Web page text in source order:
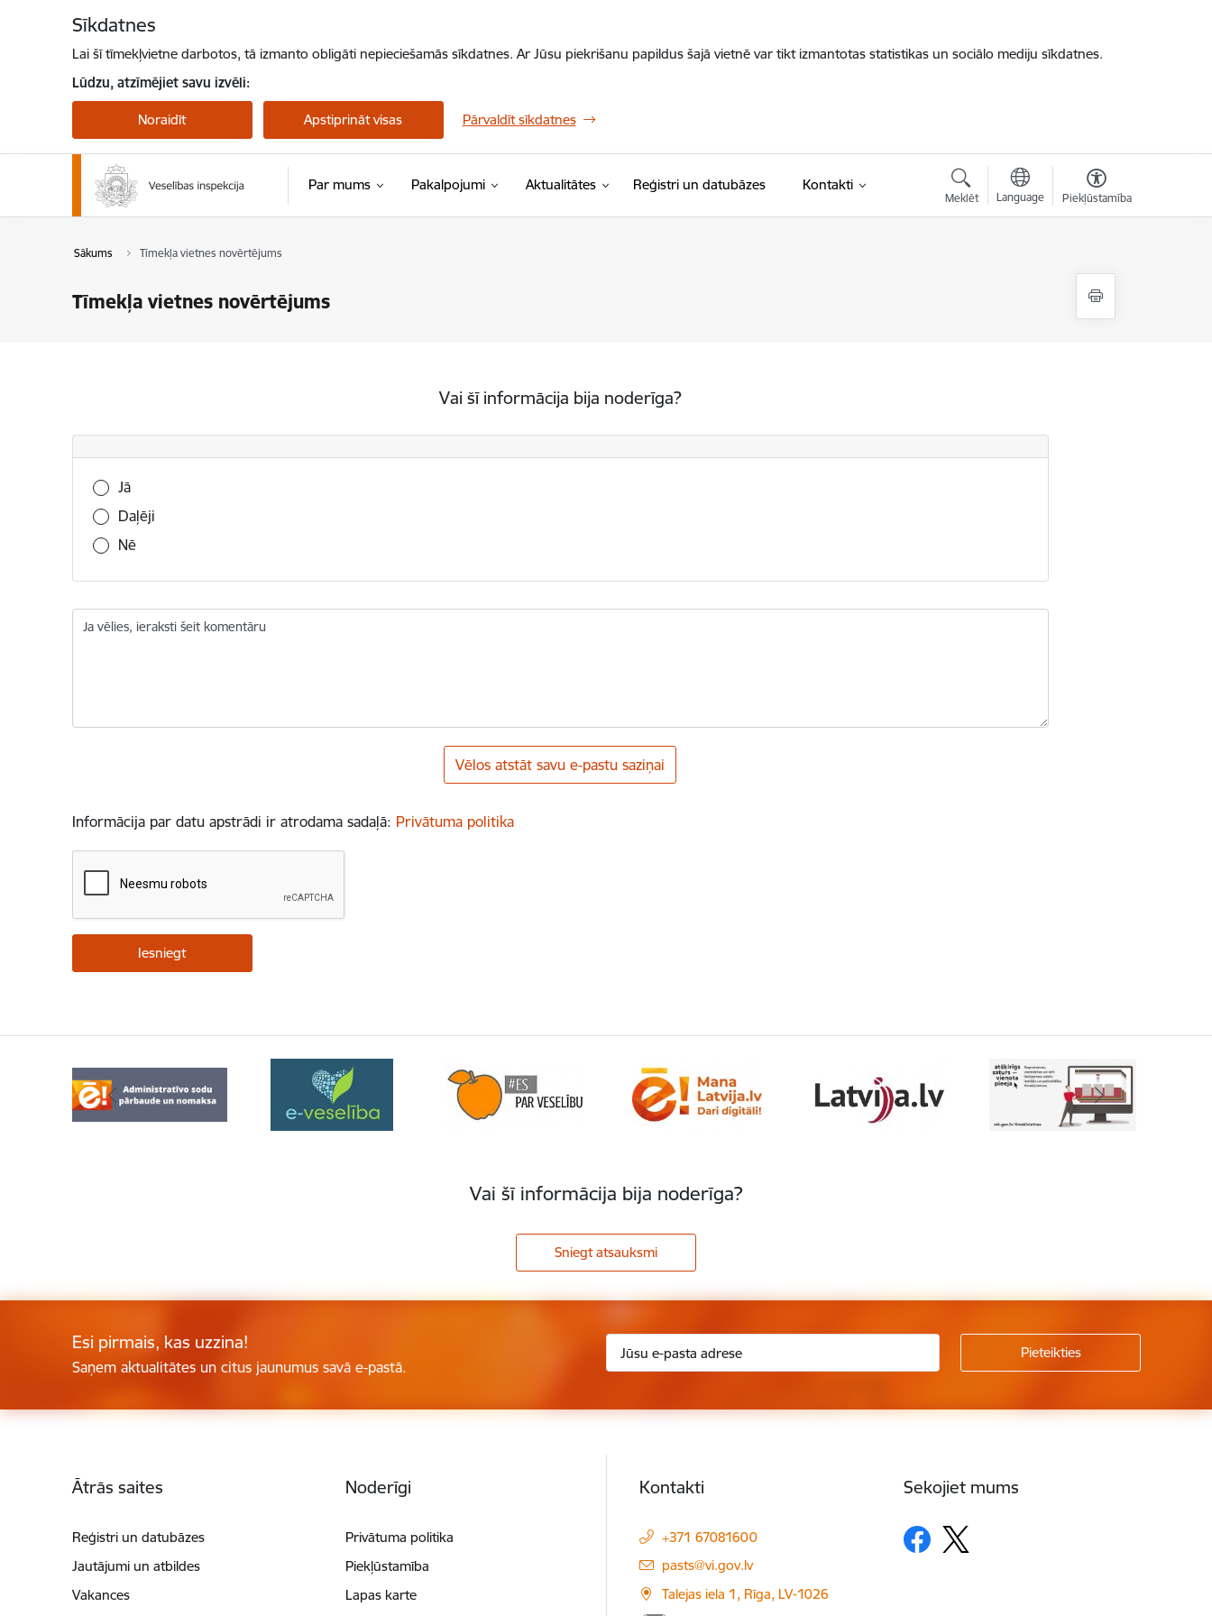
Sīkdatnes
Lai šī tīmekļvietne darbotos, tā izmanto obligāti nepieciešamās sīkdatnes. Ar Jūsu piekrišanu papildus šajā vietnē var tikt izmantotas statistikas un sociālo mediju sīkdatnes.
Lūdzu, atzīmējiet savu izvēli:
Noraidīt Apstiprināt visas Pārvaldīt sīkdatnes
Par mums Pakalpojumi Aktualitātes Reģistri un datubāzes Kontakti
Meklēt Language Piekļūstamība
Sākums Tīmekļa vietnes novērtējums
Tīmekļa vietnes novērtējums
Vai šī informācija bija noderīga?
Vai šī informācija bija noderīga?
Jā
Daļēji
Nē
Ja vēlies, ieraksti šeit komentāru
Vēlos atstāt savu e-pastu saziņai
Informācija par datu apstrādi ir atrodama sadaļā: Privātuma politika
Vai šī informācija bija noderīga?
Sniegt atsauksmi
Esi pirmais, kas uzzina!
Saņem aktualitātes un citus jaunumus savā e-pastā.
Ātrās saites
Reģistri un datubāzes
Jautājumi un atbildes
Vakances
Noderīgi
Privātuma politika
Piekļūstamība
Lapas karte
Kontakti
+371 67081600
E-pasts:
pasts@vi.gov.lv
Talejas iela 1, Rīga, LV-1026
Sekojiet mums